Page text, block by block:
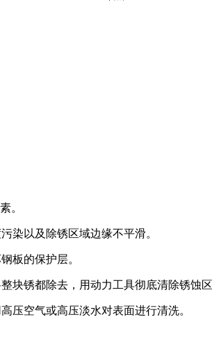
。
染以及除锈区域边缘不平滑。
板的保护层。
锈都除去，用动力工具彻底清除锈蚀
压空气或高压淡水对表面进行清洗。